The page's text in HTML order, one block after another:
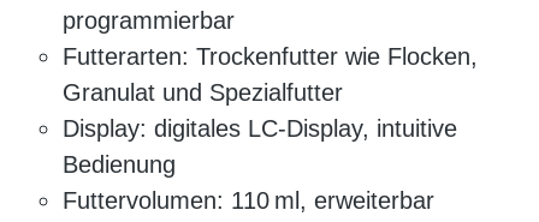
programmierbar
Futterarten: Trockenfutter wie Flocken,
Granulat und Spezialfutter
Display: digitales LC-Display, intuitive
Bedienung
Futtervolumen: 110 ml, erweiterbar